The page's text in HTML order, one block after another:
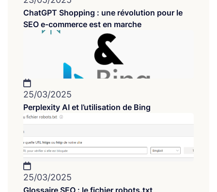
ChatGPT Shopping : une révolution pour le
SEO e-commerce est en marche
25/03/2025
Perplexity AI et l’utilisation de Bing
25/03/2025
Glossaire SEO : le fichier robots.txt